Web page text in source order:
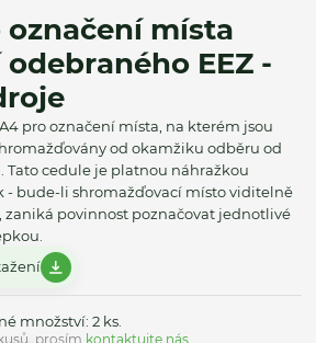
označení místa
EEZ -
pro označení místa, na kterém jsou
od okamžiku odběru od
Tato cedule je platnou náhražkou
- bude-li shromažďovací místo viditelně
zaniká povinnost poznačovat jednotlivé
množství: 2 ks.